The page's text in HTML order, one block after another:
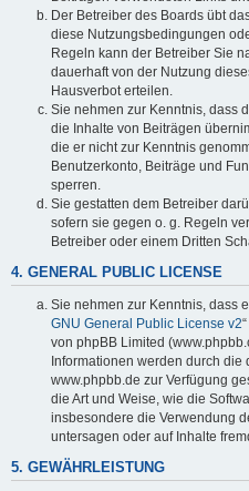
Der Betreiber des Boards übt
diese Nutzungsbedingungen
Regeln kann der Betreiber Sie
dauerhaft von der Nutzung
Hausverbot erteilen.
Sie nehmen zur Kenntnis, dass
die Inhalte von Beiträgen
die er nicht zur Kenntnis
Benutzerkonto, Beiträge und
sperren.
Sie gestatten dem Betreiber
sofern sie gegen o. g. Regeln
Betreiber oder einem Dritten
4. GENERAL PUBLIC LICENSE
Sie nehmen zur Kenntnis, dass
GNU General Public License v2
von phpBB Limited
Informationen werden durch
www.phpbb.de zur Verfügung
die Art und Weise, wie die
insbesondere die Verwendung
untersagen oder auf Inhalte
5. GEWÄHRLEISTUNG